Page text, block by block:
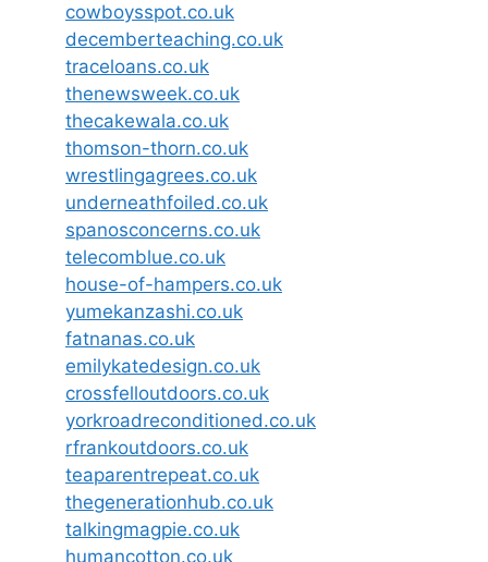
cowboysspot.co.uk
decemberteaching.co.uk
traceloans.co.uk
thenewsweek.co.uk
thecakewala.co.uk
thomson-thorn.co.uk
wrestlingagrees.co.uk
underneathfoiled.co.uk
spanosconcerns.co.uk
telecomblue.co.uk
house-of-hampers.co.uk
yumekanzashi.co.uk
fatnanas.co.uk
emilykatedesign.co.uk
crossfelloutdoors.co.uk
yorkroadreconditioned.co.uk
rfrankoutdoors.co.uk
teaparentrepeat.co.uk
thegenerationhub.co.uk
talkingmagpie.co.uk
humancotton.co.uk